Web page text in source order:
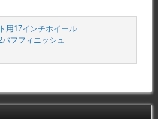
用17インチホイール
フフィニッシュ